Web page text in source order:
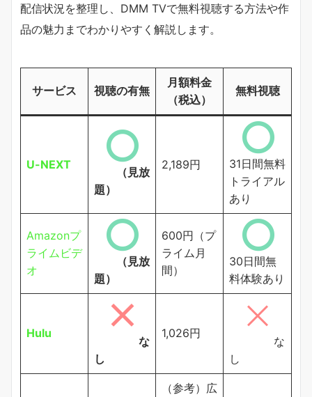
配信状況を整理し、DMM TVで無料視聴する方法や作
品の魅力までわかりやすく解説します。
サービス 視聴の有無
月額料金
（税込）
無料視聴
U-NEXT
（見放
題）
2,189円
31日間無料
トライアル
あり
Amazonプ
ライムビデ
オ
（見放
題）
600円（プ
ライム月
間）
30日間無
料体験あり
Hulu
な
し
1,026円
な
し
（参考）広